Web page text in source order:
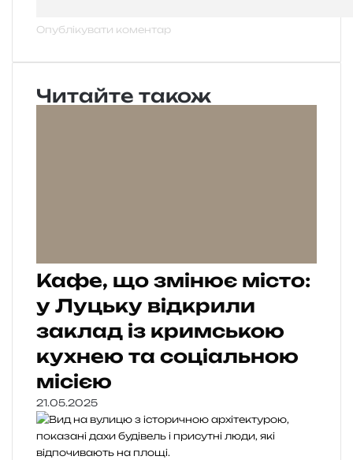
Читайте також
Кафе, що змінює місто:
у Луцьку відкрили
заклад із кримською
кухнею та соціальною
місією
21.05.2025